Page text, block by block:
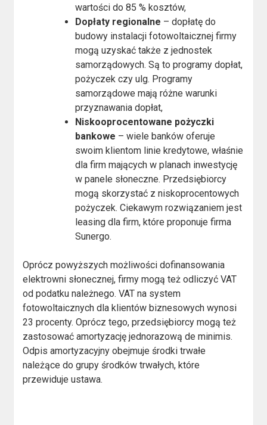
wartości do 85 % kosztów,
Dopłaty regionalne – dopłatę do
budowy instalacji fotowoltaicznej firmy
mogą uzyskać także z jednostek
samorządowych. Są to programy dopłat,
pożyczek czy ulg. Programy
samorządowe mają różne warunki
przyznawania dopłat,
Niskooprocentowane pożyczki
bankowe – wiele banków oferuje
swoim klientom linie kredytowe, właśnie
dla firm mających w planach inwestycję
w panele słoneczne. Przedsiębiorcy
mogą skorzystać z niskoprocentowych
pożyczek. Ciekawym rozwiązaniem jest
leasing dla firm, które proponuje firma
Sunergo.
Oprócz powyższych możliwości dofinansowania
elektrowni słonecznej, firmy mogą też odliczyć VAT
od podatku należnego. VAT na system
fotowoltaicznych dla klientów biznesowych wynosi
23 procenty. Oprócz tego, przedsiębiorcy mogą też
zastosować amortyzację jednorazową de minimis.
Odpis amortyzacyjny obejmuje środki trwałe
należące do grupy środków trwałych, które
przewiduje ustawa.